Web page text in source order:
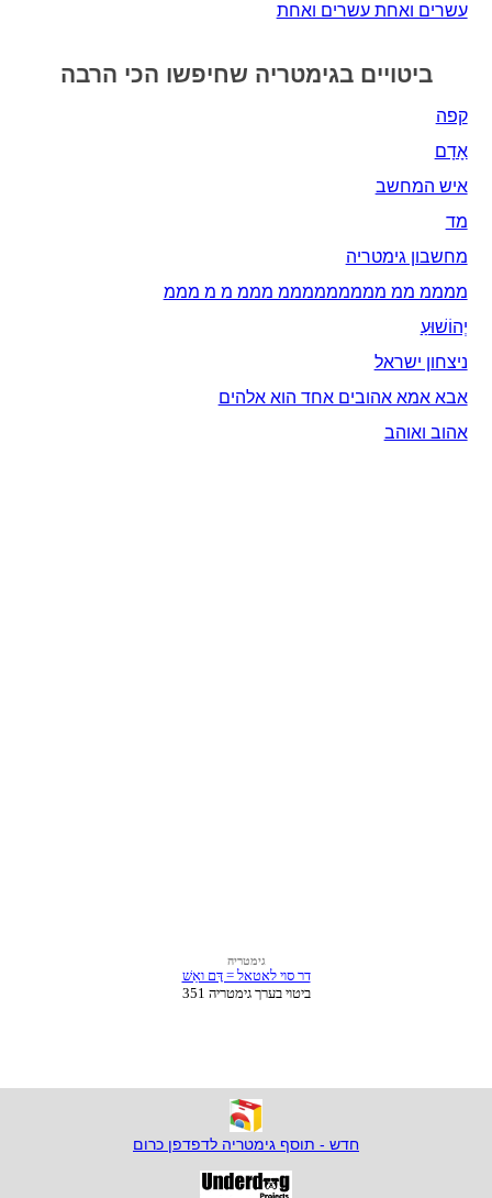
עשרים ואחת עשרים ואחת
ביטויים בגימטריה שחיפשו הכי הרבה
קפה
אָדָם‎
איש המחשב
מד
מחשבון גימטריה
ממממ ממ מממממממממ מממ מ מ מממ
יְהוֹשׁוּעַ
ניצחון ישראל
אבא אמא אהובים אחד הוא אלהים
אהוב ואוהב
חדש - תוסף גימטריה לדפדפן כרום